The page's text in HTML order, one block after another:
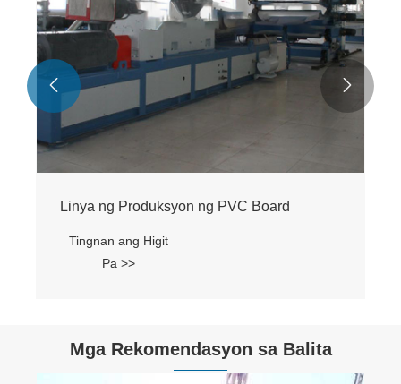
Linya ng Produksyon ng PVC Board
Tingnan ang Higit
Pa >>
 
Mga Rekomendasyon sa Balita